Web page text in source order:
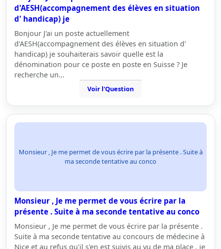
d'AESH(accompagnement des élèves en situation
d' handicap) je
Bonjour J'ai un poste actuellement
d'AESH(accompagnement des élèves en situation d'
handicap) je souhaiterais savoir quelle est la
dénomination pour ce poste en poste en Suisse ? Je
recherche un…
Voir l'Question
Monsieur , Je me permet de vous écrire par la présente . Suite à
ma seconde tentative au conco
Monsieur , Je me permet de vous écrire par la
présente . Suite à ma seconde tentative au conco
Monsieur , Je me permet de vous écrire par la présente .
Suite à ma seconde tentative au concours de médecine à
Nice et au refus qu'il s'en est suivis au vu de ma place , je